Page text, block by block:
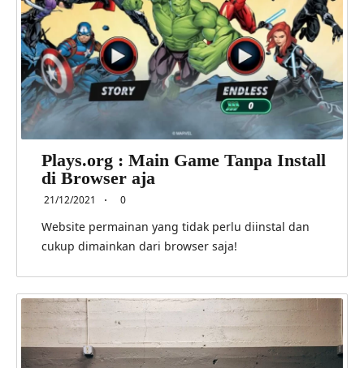
Plays.org : Main Game Tanpa Install
di Browser aja
21/12/2021 0
Website permainan yang tidak perlu diinstal dan
cukup dimainkan dari browser saja!